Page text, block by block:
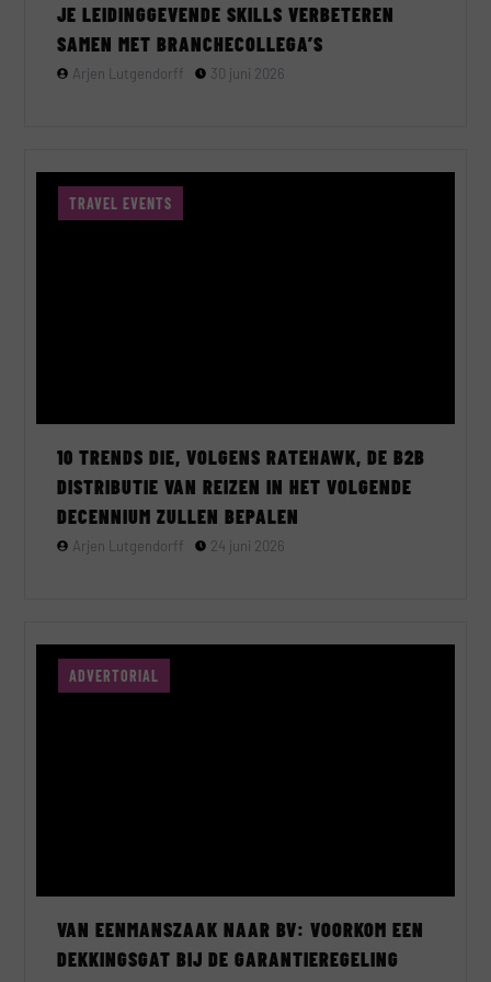
JE LEIDINGGEVENDE SKILLS VERBETEREN
SAMEN MET BRANCHECOLLEGA’S
Arjen Lutgendorff 30 juni 2026
TRAVEL EVENTS
10 TRENDS DIE, VOLGENS RATEHAWK, DE B2B
DISTRIBUTIE VAN REIZEN IN HET VOLGENDE
DECENNIUM ZULLEN BEPALEN
Arjen Lutgendorff 24 juni 2026
ADVERTORIAL
VAN EENMANSZAAK NAAR BV: VOORKOM EEN
DEKKINGSGAT BIJ DE GARANTIEREGELING